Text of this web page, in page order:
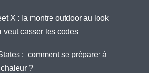
X : la montre outdoor au look
veut casser les codes
: comment se préparer à
chaleur ?